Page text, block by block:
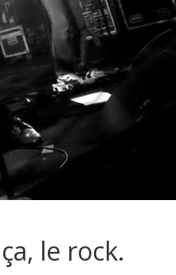
le rock.